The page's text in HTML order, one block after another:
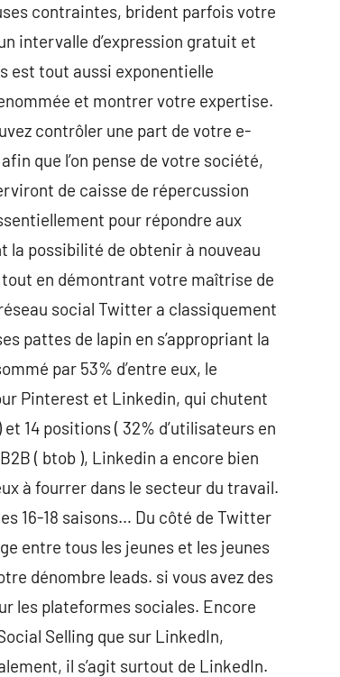
contraintes, brident parfois votre
intervalle d’expression gratuit et
est tout aussi exponentielle
et montrer votre expertise.
contrôler une part de votre e-
que l’on pense de votre société,
de caisse de répercussion
pour répondre aux
la possibilité de obtenir à nouveau
en démontrant votre maîtrise de
social Twitter a classiquement
pattes de lapin en s’appropriant la
par 53% d’entre eux, le
Pinterest et Linkedin, qui chutent
14 positions ( 32% d’utilisateurs en
( btob ), Linkedin a encore bien
à fourrer dans le secteur du travail.
16-18 saisons… Du côté de Twitter
entre tous les jeunes et les jeunes
dénombre leads. si vous avez des
les plateformes sociales. Encore
Selling que sur LinkedIn,
il s’agit surtout de LinkedIn.